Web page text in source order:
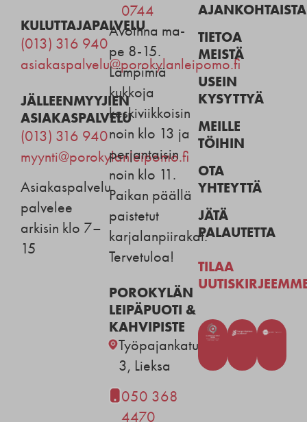
KULUTTAJAPALVELU
(013) 316 940
asiakaspalvelu@porokylanleipomo.fi
JÄLLEENMYYJIEN
ASIAKASPALVELU
(013) 316 940
myynti@porokylanleipomo.fi
Asiakaspalvelu
palvelee
arkisin klo 7–
15
0744
Avoinna ma-
pe 8-15.
Lämpimiä
kukkoja
keskiviikkoisin
noin klo 13 ja
perjantaisin
noin klo 11.
Paikan päällä
paistetut
karjalanpiirakat.
Tervetuloa!
POROKYLÄN
LEIPÄPUOTI &
KAHVIPISTE
Työpajankatu
3, Lieksa
050 368
4470
AJANKOHTAISTA
TIETOA
MEISTÄ
USEIN
KYSYTTYÄ
MEILLE
TÖIHIN
OTA
YHTEYTTÄ
JÄTÄ
PALAUTETTA
TILAA